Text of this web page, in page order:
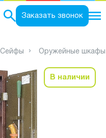
Заказать звонок
Сейфы Оружейные
В наличии